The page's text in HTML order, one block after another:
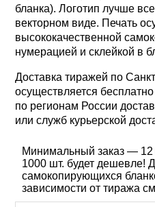
бланка). Логотип лучше
векторном виде. Печать
высококачественной
нумерацией и склейкой в
Доставка тиражей по
осуществляется
по регионам России
или служб курьерской
Минимальный заказ — 12
1000 шт. будет дешевле!
самокопирующихся
зависимости от тиража